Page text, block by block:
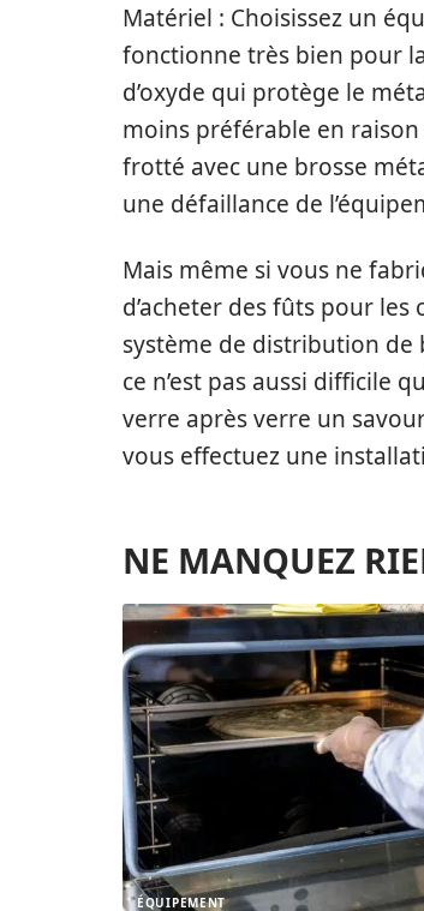
Matériel : Choisissez un
fonctionne très bien pour
d’oxyde qui protège le
moins préférable en raison
frotté avec une brosse
une défaillance de
Mais même si vous ne
d’acheter des fûts pour les
système de distribution
ce n’est pas aussi difficile
verre après verre un
vous effectuez une
NE MANQUEZ
ÉQUIPEMENT